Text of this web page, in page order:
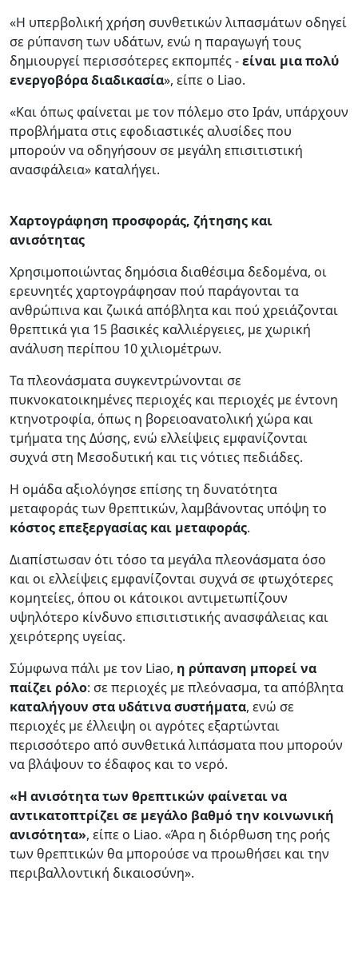
«Η υπερβολική χρήση συνθετικών λιπασμάτων οδηγεί
σε ρύπανση των υδάτων, ενώ η παραγωγή τους
δημιουργεί περισσότερες εκπομπές -είναι μια πολύ
ενεργοβόρα διαδικασία», είπε ο Liao.
«Και όπως φαίνεται με τον πόλεμο στο Ιράν, υπάρχουν
προβλήματα στις εφοδιαστικές αλυσίδες που
μπορούν να οδηγήσουν σε μεγάλη επισιτιστική
ανασφάλεια» καταλήγει.
Χαρτογράφηση προσφοράς, ζήτησης και
ανισότητας
Χρησιμοποιώντας δημόσια διαθέσιμα δεδομένα, οι
ερευνητές χαρτογράφησαν πού παράγονται τα
ανθρώπινα και ζωικά απόβλητα και πού χρειάζονται
θρεπτικά για 15 βασικές καλλιέργειες, με χωρική
ανάλυση περίπου 10 χιλιομέτρων.
Τα πλεονάσματα συγκεντρώνονται σε
πυκνοκατοικημένες περιοχές και περιοχές με έντονη
κτηνοτροφία, όπως η βορειοανατολική χώρα και
τμήματα της Δύσης, ενώ ελλείψεις εμφανίζονται
συχνά στη Μεσοδυτική και τις νότιες πεδιάδες.
Η ομάδα αξιολόγησε επίσης τη δυνατότητα
μεταφοράς των θρεπτικών, λαμβάνοντας υπόψη το
κόστος επεξεργασίας και μεταφοράς.
Διαπίστωσαν ότι τόσο τα μεγάλα πλεονάσματα όσο
και οι ελλείψεις εμφανίζονται συχνά σε φτωχότερες
κομητείες, όπου οι κάτοικοι αντιμετωπίζουν
υψηλότερο κίνδυνο επισιτιστικής ανασφάλειας και
χειρότερης υγείας.
Σύμφωνα πάλι με τον Liao, η ρύπανση μπορεί να
παίζει ρόλο: σε περιοχές με πλεόνασμα, τα απόβλητα
καταλήγουν στα υδάτινα συστήματα, ενώ σε
περιοχές με έλλειψη οι αγρότες εξαρτώνται
περισσότερο από συνθετικά λιπάσματα που μπορούν
να βλάψουν το έδαφος και το νερό.
«Η ανισότητα των θρεπτικών φαίνεται να
αντικατοπτρίζει σε μεγάλο βαθμό την κοινωνική
ανισότητα», είπε ο Liao. «Άρα η διόρθωση της ροής
των θρεπτικών θα μπορούσε να προωθήσει και την
περιβαλλοντική δικαιοσύνη».